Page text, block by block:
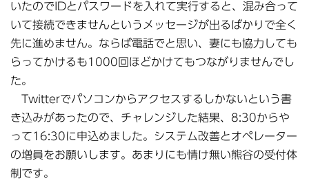
いたのでIDとパスワードを入れて実行すると、混み合って
いて接続できませんというメッセージが出るばかりで全く
先に進めません。ならば電話でと思い、妻にも協力しても
らってかけるも1000回ほどかけてもつながりませんでし
た。
Twitterでパソコンからアクセスするしかないという書
き込みがあったので、チャレンジした結果、8:30からや
って16:30に申込めました。システム改善とオペレーター
の増員をお願いします。あまりにも情け無い熊谷の受付体
制です。